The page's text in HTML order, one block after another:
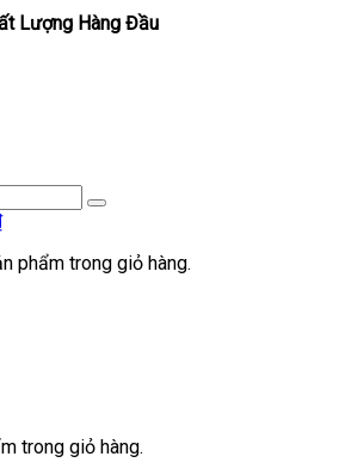
Lượng Hàng Đầu
phẩm trong giỏ hàng.
trong giỏ hàng.